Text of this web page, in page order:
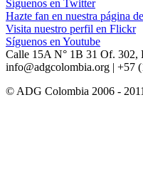
Síguenos en Twitter
Hazte fan en nuestra página
Visita nuestro perfil en Flickr
Síguenos en Youtube
Calle 15A N° 1B 31 Of. 302,
info@adgcolombia.org | +57
© ADG Colombia 2006 - 2011